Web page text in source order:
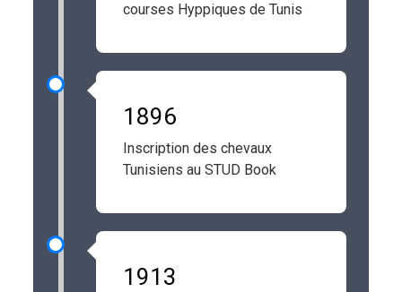
courses Hyppiques de Tunis
1896
Inscription des chevaux
Tunisiens au STUD Book
1913